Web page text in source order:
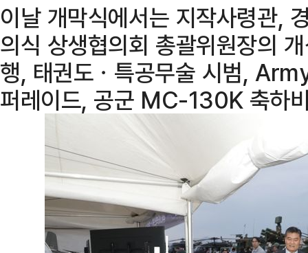
이날 개막식에서는 지작사령관,
의식 상생협의회 총괄위원장의
행, 태권도ㆍ특공무술 시범,
퍼레이드, 공군 MC-130K 축하